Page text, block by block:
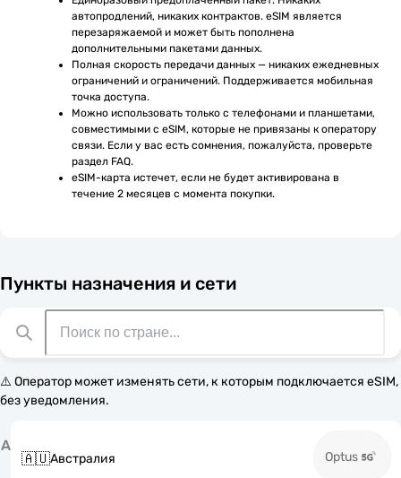
автопродлений, никаких контрактов. eSIM является
перезаряжаемой и может быть пополнена
дополнительными пакетами данных.
Полная скорость передачи данных — никаких ежедневных
ограничений и ограничений. Поддерживается мобильная
точка доступа.
Можно использовать только с телефонами и планшетами,
совместимыми с eSIM, которые не привязаны к оператору
связи. Если у вас есть сомнения, пожалуйста, проверьте
раздел FAQ.
eSIM-карта истечет, если не будет активирована в
течение 2 месяцев с момента покупки.
Пункты назначения и сети
⚠️ Оператор может изменять сети, к которым подключается eSIM,
без уведомления.
А
🇦🇺Австралия Optus